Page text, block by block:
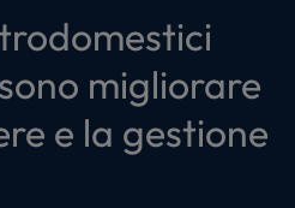
migliorare
e la gestione